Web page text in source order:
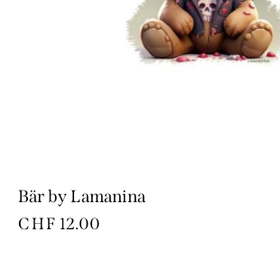
Bär by Lamanina
CHF 12.00